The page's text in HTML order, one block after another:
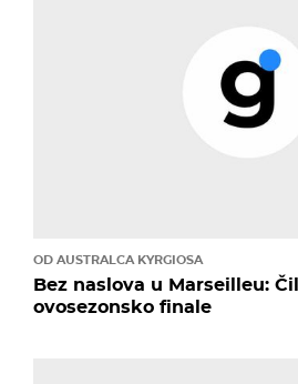
OD AUSTRALCA KYRGIOSA
Bez naslova u Marseilleu:
ovosezonsko finale